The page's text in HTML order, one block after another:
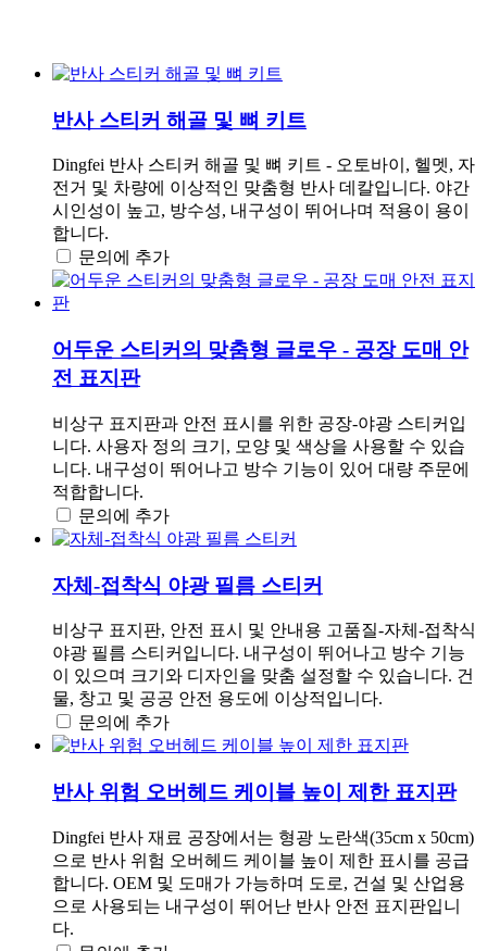
반사 스티커 해골 및 뼈 키트
Dingfei 반사 스티커 해골 및 뼈 키트 - 오토바이, 헬멧, 자
전거 및 차량에 이상적인 맞춤형 반사 데칼입니다. 야간
시인성이 높고, 방수성, 내구성이 뛰어나며 적용이 용이
합니다.
문의에 추가
어두운 스티커의 맞춤형 글로우 - 공장 도매 안
전 표지판
비상구 표지판과 안전 표시를 위한 공장-야광 스티커입
니다. 사용자 정의 크기, 모양 및 색상을 사용할 수 있습
니다. 내구성이 뛰어나고 방수 기능이 있어 대량 주문에
적합합니다.
문의에 추가
자체-접착식 야광 필름 스티커
비상구 표지판, 안전 표시 및 안내용 고품질-자체-접착식
야광 필름 스티커입니다. 내구성이 뛰어나고 방수 기능
이 있으며 크기와 디자인을 맞춤 설정할 수 있습니다. 건
물, 창고 및 공공 안전 용도에 이상적입니다.
문의에 추가
반사 위험 오버헤드 케이블 높이 제한 표지판
Dingfei 반사 재료 공장에서는 형광 노란색(35cm x 50cm)
으로 반사 위험 오버헤드 케이블 높이 제한 표시를 공급
합니다. OEM 및 도매가 가능하며 도로, 건설 및 산업용
으로 사용되는 내구성이 뛰어난 반사 안전 표지판입니
다.